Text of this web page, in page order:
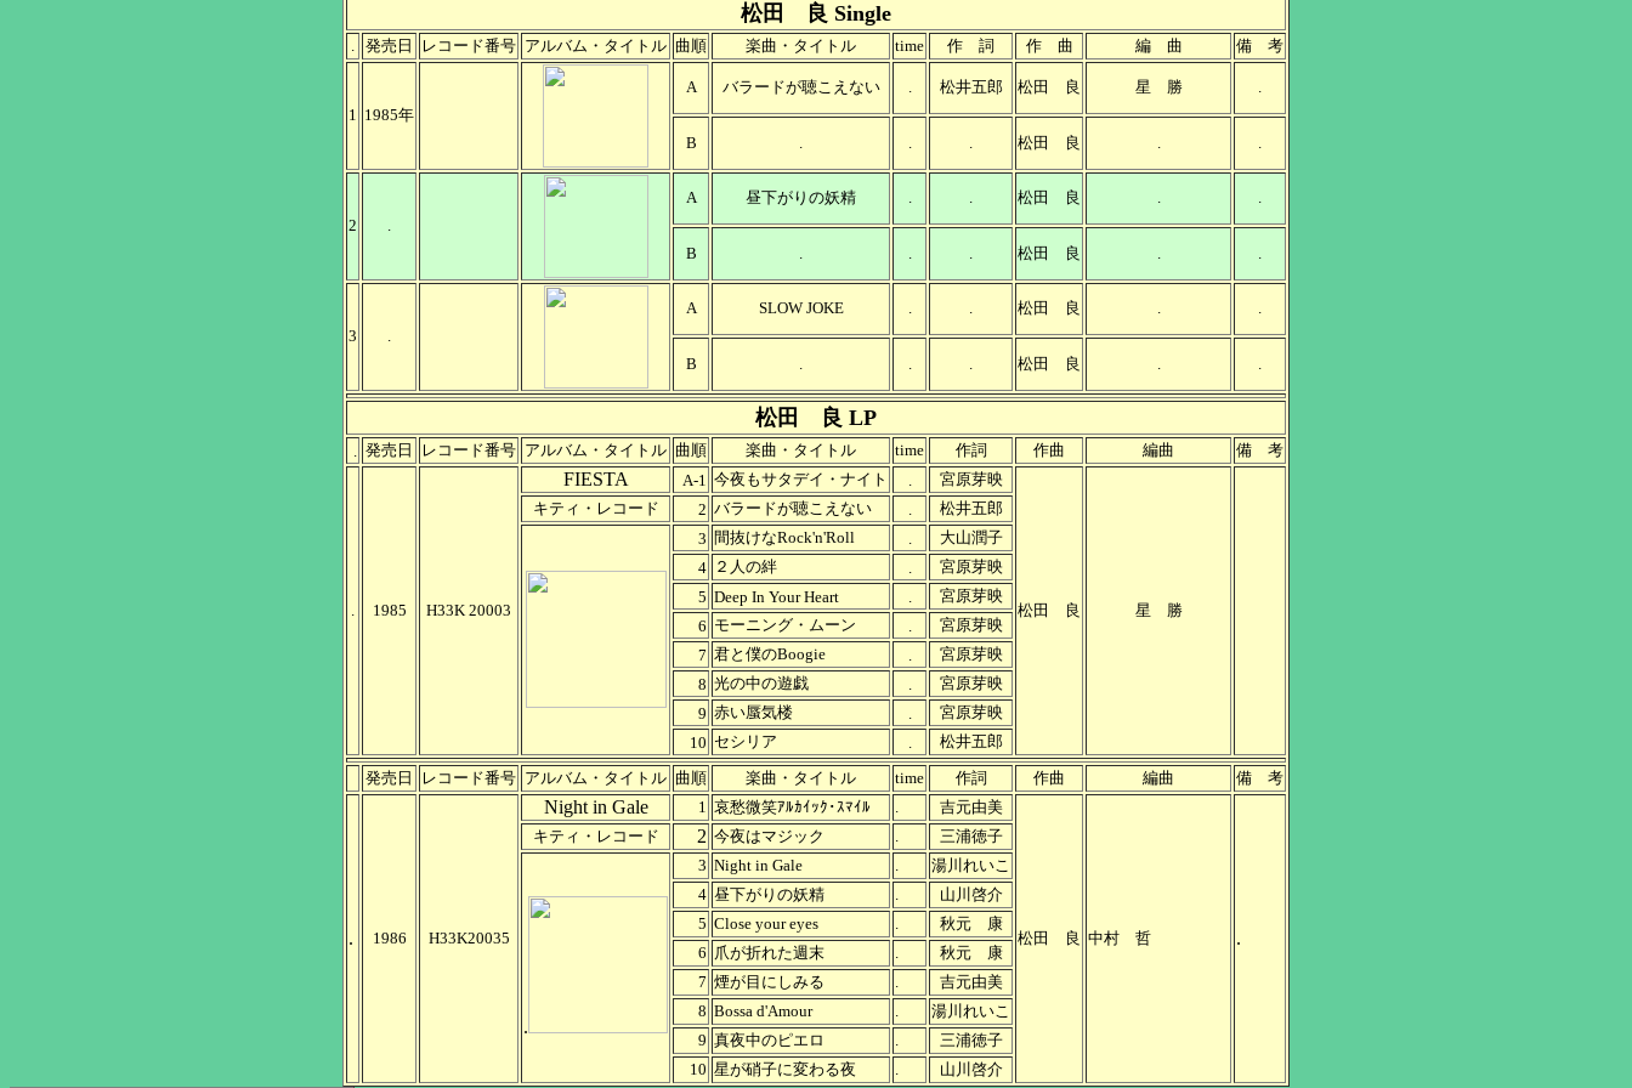
松田 良 Single
発売日 レコード番号 アルバム・タイトル 曲順 楽曲・タイトル time 作 詞 作 曲 編 曲 備 考
1 1985年
A バラードが聴こえない 松井五郎 松田 良 星 勝
B 松田 良
2
A 昼下がりの妖精 松田 良
B 松田 良
3
A SLOW JOKE 松田 良
B 松田 良
松田 良 LP
発売日 レコード番号 アルバム・タイトル 曲順 楽曲・タイトル time 作詞 作曲 編曲 備 考
1985 H33K 20003
FIESTA A-1 今夜もサタデイ・ナイト 宮原芽映
松田 良 星 勝
キティ・レコード 2 バラードが聴こえない
松井五郎
3 間抜けなRock'n'Roll
大山潤子
4 ２人の絆
宮原芽映
5 Deep In Your Heart
宮原芽映
6 モーニング・ムーン
宮原芽映
7 君と僕のBoogie
宮原芽映
8 光の中の遊戯
宮原芽映
9 赤い蜃気楼
宮原芽映
10 セシリア
松井五郎
発売日
レコード番号 アルバム・タイトル 曲順 楽曲・タイトル time 作詞 作曲 編曲 備 考
. 1986 H33K20035
Night in Gale 1 哀愁微笑ｱﾙｶｲｯｸ･ｽﾏｲﾙ 吉元由美
松田 良 中村 哲 .
キティ・レコード 2 今夜はマジック 三浦徳子
.
3 Night in Gale
湯川れいこ
4 昼下がりの妖精
山川啓介
5 Close your eyes
秋元 康
6 爪が折れた週末
秋元 康
7 煙が目にしみる
吉元由美
8 Bossa d'Amour
湯川れいこ
9 真夜中のピエロ
三浦徳子
10 星が硝子に変わる夜 山川啓介